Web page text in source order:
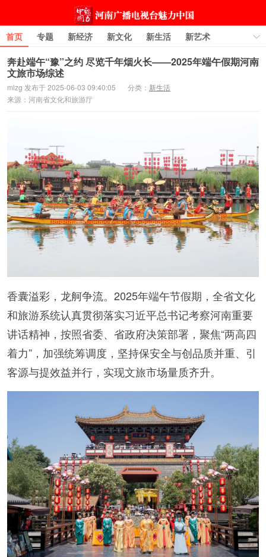
首页 专题 新经济 新文化 新生活
新艺术
图片
城市·旅游 科技 大师新匠 访谈
评论
原创
奔赴端午“豫”之约 尽览千年烟火长——2025年端午假期河南
文旅市场综述
mlzg 发布于 2025-06-03 09:40:05 分类： 新生活
来源：河南省文化和旅游厅
香囊溢彩，龙舸争流。2025年端午节假期，全省文化
和旅游系统认真贯彻落实习近平总书记考察河南重要
讲话精神，按照省委、省政府决策部署，聚焦“两高四
着力”，加强统筹调度，坚持保安全与创品质并重、引
客源与提效益并行，实现文旅市场量质齐升。